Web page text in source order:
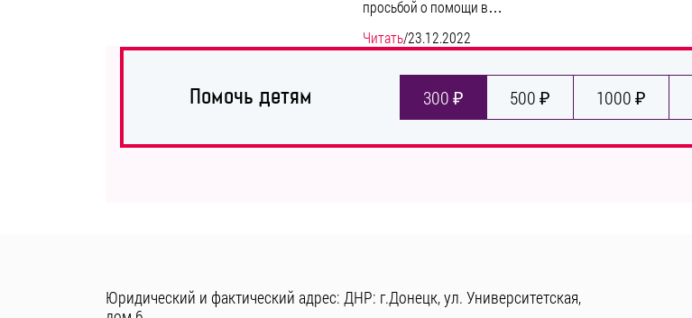
просьбой о помощи в…
Читать/23.12.2022
Помочь детям 300 ₽ 500 ₽ 1000 ₽
Юридический и фактический адрес: ДНР: г.Донецк, ул. Университетская,